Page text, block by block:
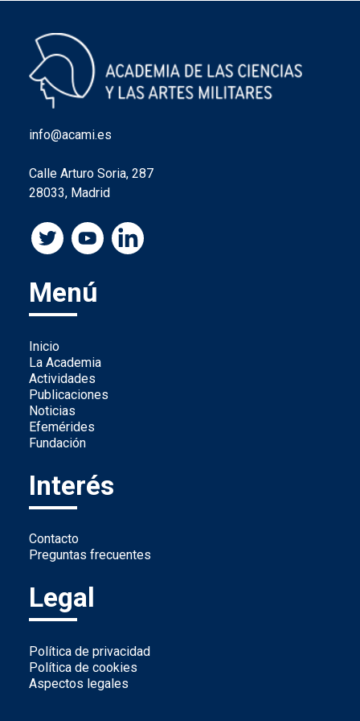
info@acami.es
Calle Arturo Soria, 287
28033, Madrid
Menú
Inicio
La Academia
Actividades
Publicaciones
Noticias
Efemérides
Fundación
Interés
Contacto
Preguntas frecuentes
Legal
Política de privacidad
Política de cookies
Aspectos legales